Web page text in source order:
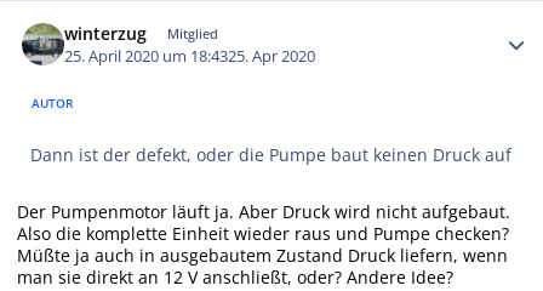
winterzug Mitglied
25. April 2020 um 18:4325. Apr 2020
AUTOR
Dann ist der defekt, oder die Pumpe baut keinen Druck auf
Der Pumpenmotor läuft ja. Aber Druck wird nicht aufgebaut.
Also die komplette Einheit wieder raus und Pumpe checken?
Müßte ja auch in ausgebautem Zustand Druck liefern, wenn
man sie direkt an 12 V anschließt, oder? Andere Idee?